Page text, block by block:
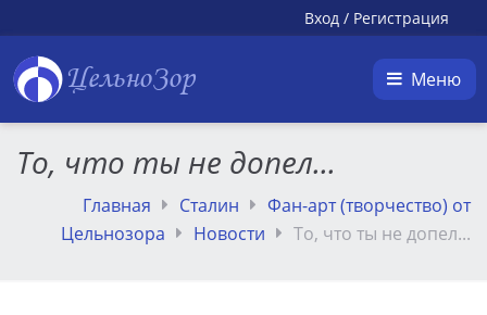
Вход / Регистрация
ЦельноЗор Меню
То, что ты не допел...
Главная Сталин
Фан-арт (творчество) от
Цельнозора
Новости То, что ты не допел...